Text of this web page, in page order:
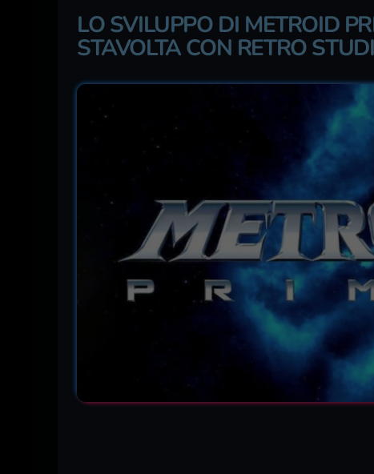
LO SVILUPPO DI METROID
STAVOLTA CON RETRO